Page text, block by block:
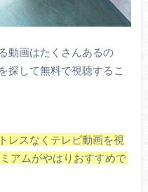
動画はたくさんあるの
探して無料で視聴するこ
レスなくテレビ動画を視
アムがやはりおすすめで